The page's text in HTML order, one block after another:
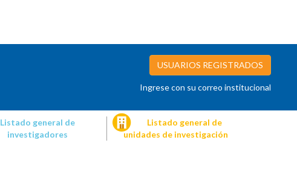
USUARIOS REGISTRADOS
Ingrese con su correo institucional
Listado general de
investigadores
Listado general de
unidades de investigación